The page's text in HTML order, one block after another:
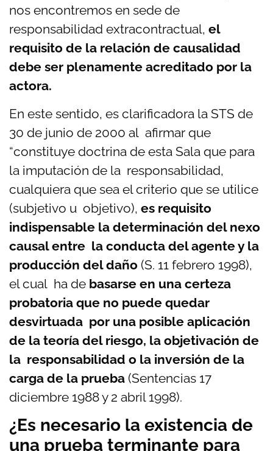
nos encontremos en sede de
responsabilidad extracontractual, el
requisito de la relación de causalidad
debe ser plenamente acreditado por la
actora.
En este sentido, es clarificadora la STS de
30 de junio de 2000 al afirmar que
“constituye doctrina de esta Sala que para
la imputación de la responsabilidad,
cualquiera que sea el criterio que se utilice
(subjetivo u objetivo), es requisito
indispensable la determinación del nexo
causal entre la conducta del agente y la
producción del daño (S. 11 febrero 1998),
el cual ha de basarse en una certeza
probatoria que no puede quedar
desvirtuada por una posible aplicación
de la teoría del riesgo, la objetivación de
la responsabilidad o la inversión de la
carga de la prueba (Sentencias 17
diciembre 1988 y 2 abril 1998).
¿Es necesario la existencia de
una prueba terminante para